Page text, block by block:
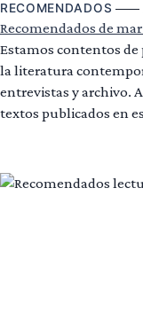
RECOMENDADOS
Recomendados de
Estamos contentos de
la literatura
entrevistas y archivo.
textos publicados en